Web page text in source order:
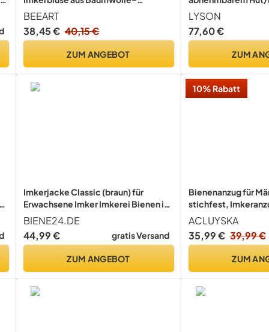
Imkerschutzkleidung – EU Qualität –
Stichschutzanzug gegen Bienen &
Insekten –Bequem & strapazierfähig
M–3XL
BEEART
38,45 € 40,15 €
ZUM ANGEBOT
Handstulpen mit
Imkerbluse
Imkerbekleidung,
Beige)
LYSON
77,60 €
ZUM
Imkerjacke Classic (braun) für
Erwachsene Imker Imkerei Bienen in
S M L XL XXL XXXL, XXL · braun
BIENE24.DE
44,99 €
gratis Versand
ZUM ANGEBOT
10% Rabatt
Bienenanzug für
stichfest,
Polycotton,
Handschuhen und
Bienen-Outfit für
ACLUYSKA
35,99 € 39,99 €
ZUM